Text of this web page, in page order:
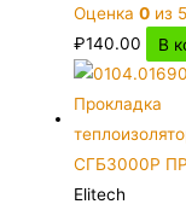
Оценка0 из 5
₽140.00 В
Elitech